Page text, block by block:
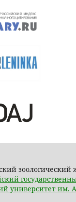
зоологический
университет им.